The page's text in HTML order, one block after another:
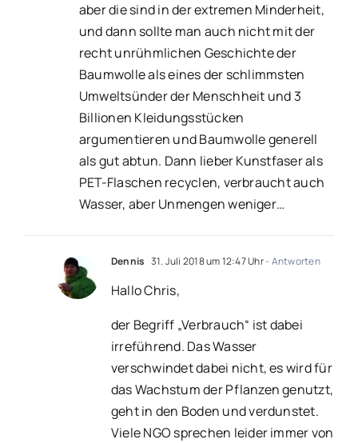
aber die sind in der extremen Minderheit,
und dann sollte man auch nicht mit der
recht unrühmlichen Geschichte der
Baumwolle als eines der schlimmsten
Umweltsünder der Menschheit und 3
Billionen Kleidungsstücken
argumentieren und Baumwolle generell
als gut abtun. Dann lieber Kunstfaser als
PET-Flaschen recyclen, verbraucht auch
Wasser, aber Unmengen weniger…
Dennis 31. Juli 2018 um 12:47 Uhr- Antworten
Hallo Chris,
der Begriff „Verbrauch“ ist dabei
irreführend. Das Wasser
verschwindet dabei nicht, es wird für
das Wachstum der Pflanzen genutzt,
geht in den Boden und verdunstet.
Viele NGO sprechen leider immer von